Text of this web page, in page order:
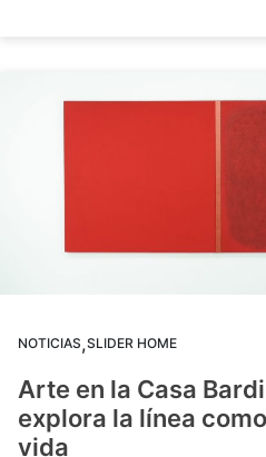
NOTICIAS,SLIDER HOME
Arte en la Casa
explora la línea
vida